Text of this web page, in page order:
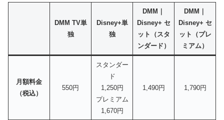
DMM TV単
独
Disney+単
独
DMM｜
Disney+ セ
ット（スタ
ンダード）
DMM｜
Disney+ セ
ット（プレ
ミアム）
月額料金
（税込）
550円
スタンダー
ド
1,250円
プレミアム
1,670円
1,490円 1,790円